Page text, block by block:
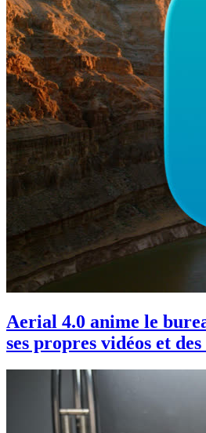
Aerial 4.0 anime le
ses propres vidéos et